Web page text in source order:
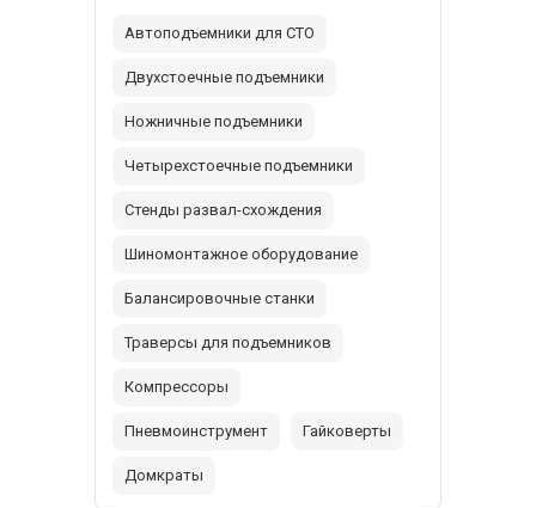
Автоподъемники для СТО
Двухстоечные подъемники
Ножничные подъемники
Четырехстоечные подъемники
Стенды развал-схождения
Шиномонтажное оборудование
Балансировочные станки
Траверсы для подъемников
Компрессоры
Пневмоинструмент Гайковерты
Домкраты